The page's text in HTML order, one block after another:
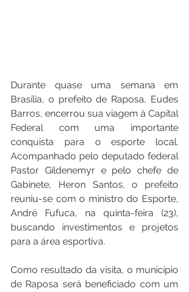
Durante quase uma semana em
Brasília, o prefeito de Raposa, Eudes
Barros, encerrou sua viagem à Capital
Federal com uma importante
conquista para o esporte local.
Acompanhado pelo deputado federal
Pastor Gildenemyr e pelo chefe de
Gabinete, Heron Santos, o prefeito
reuniu-se com o ministro do Esporte,
André Fufuca, na quinta-feira (23),
buscando investimentos e projetos
para a área esportiva.
Como resultado da visita, o município
de Raposa será beneficiado com um